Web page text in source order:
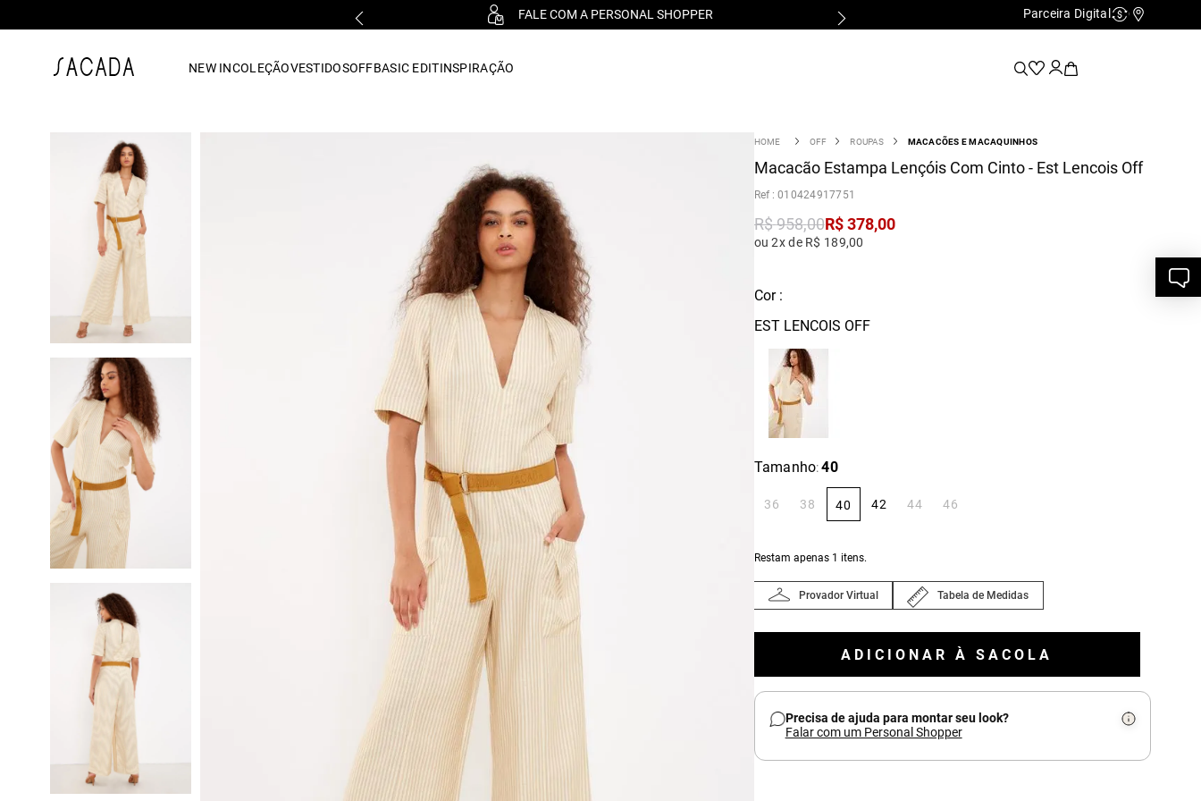
FALE COM A PERSONAL SHOPPER Parceira Digital Cashback
NEW INCOLEÇÃOVESTIDOSOFFBASIC EDITINSPIRAÇÃO
OFF ROUPAS MACACÕES E MACAQUINHOS
Macacão Estampa Lençóis Com Cinto - Est Lencois Off
:010424917751
R$958,00R$ 378,00
ou 2x de R$ 189,00
Cor :
EST LENCOIS OFF
Tamanho: 40
36 38 40 42 44 46
Restam apenas 1 itens.
Provador Virtual Tabela de Medidas
ADICIONAR À SACOLA
Precisa de ajuda para montar seu look?
Falar com um Personal Shopper
vestido midi
vestido curto